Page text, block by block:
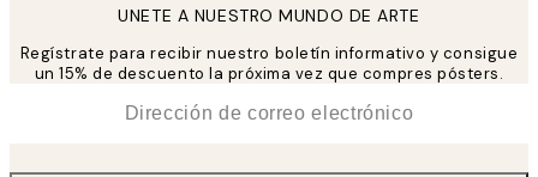
UNETE A NUESTRO MUNDO DE ARTE
Regístrate para recibir nuestro boletín informativo y consigue
un 15% de descuento la próxima vez que compres pósters.